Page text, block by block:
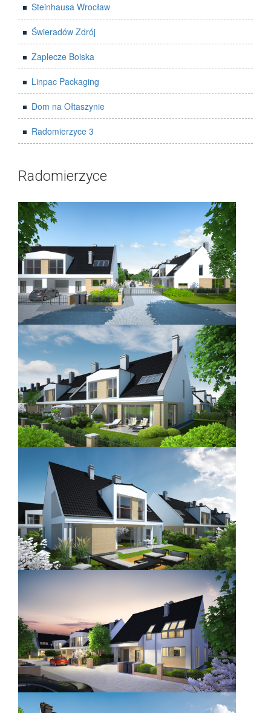
Steinhausa Wrocław
Świeradów Zdrój
Zaplecze Boiska
Linpac Packaging
Dom na Ołtaszynie
Radomierzyce 3
Radomierzyce